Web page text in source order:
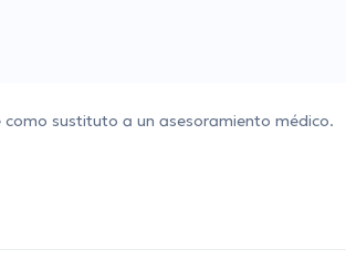
sustituto a un asesoramiento médico.